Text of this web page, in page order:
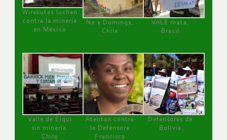
Wirakutas luchan
contra la minería
en México
No a Dominga,
Chile
VALE mata,
Brasil
Valle de Elqui
sin minería.
Chile
Atentan contra
la Defensora
Francisca
Defensoras de
Bolivia